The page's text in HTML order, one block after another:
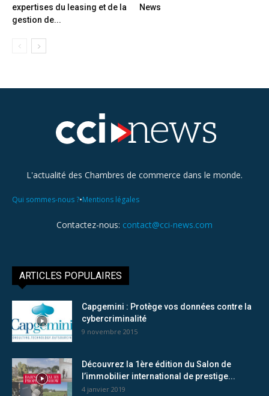
expertises du leasing et de la
gestion de...
News
L'actualité des Chambres de commerce dans le monde.
Qui sommes-nous ?•Mentions légales
Contactez-nous: contact@cci-news.com
ARTICLES POPULAIRES
Capgemini : Protège vos données contre la
cybercriminalité
9 novembre 2015
Découvrez la 1ère édition du Salon de
l’immobilier international de prestige...
4 janvier 2019